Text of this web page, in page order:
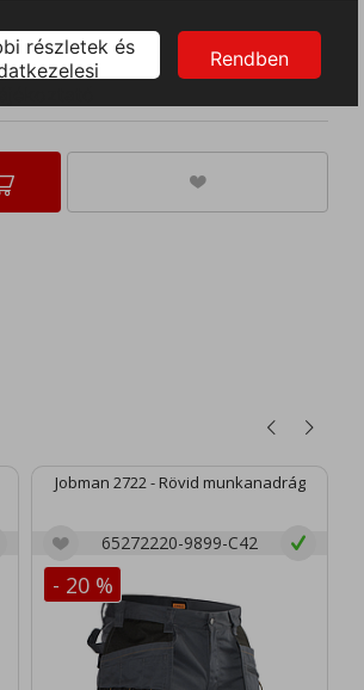
Jobman 2722 - Rövid munkanadrág
65272220-9899-C42
- 20 %